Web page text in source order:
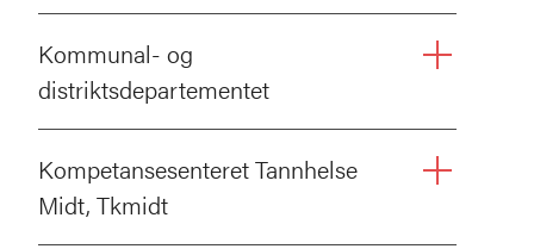
Kommunal- og
distriktsdepartementet
Kompetansesenteret Tannhelse
Midt, Tkmidt